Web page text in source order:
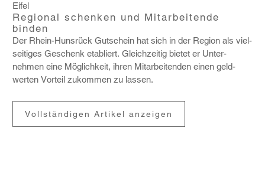
Eifel
Regional schenken und Mitarbeitende
binden
Der Rhein-Huns­rück Gutschein hat sich in der Region als viel­
sei­tiges Geschenk etabliert. Gleich­zeitig bietet er Unter­
nehmen eine Möglich­keit, ihren Mitar­bei­tenden einen geld­
werten Vorteil zukommen zu lassen.
Vollständigen Artikel anzeigen